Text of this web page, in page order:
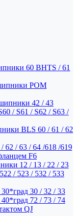
60 BHTS / 61
POM
42 / 43
/ S61 / S62 / S63 /
BLS 60 / 61 / 62
/ 63 / 64 /618 /619
F6
12 / 13 / 22 / 23
/ 523 / 532 / 533
30 / 32 / 33
72 / 73 / 74
QJ